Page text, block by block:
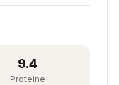
9.4
Proteine